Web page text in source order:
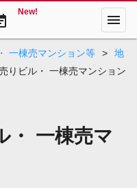
New! menu
一棟売マンション等 >
地
りビル・ 一棟売マンション
・ 一棟売マ